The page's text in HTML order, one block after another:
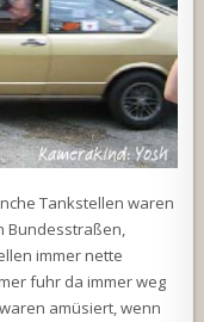
Tankstellen waren
Bundesstraßen,
immer nette
fuhr da immer weg
amüsiert, wenn